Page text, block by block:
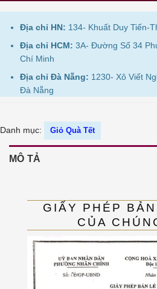
Địa chỉ HN: 134- Khuất Duy Tiến-
Địa chỉ HCM: 3A- Đường Số 34
Chí Minh
Địa chỉ Đà Nẵng: 1230- Xô Viết
Đà Nẵng
Danh mục: Giỏ Quà Tết
MÔ TẢ
GIẤY PHÉP
CỦA